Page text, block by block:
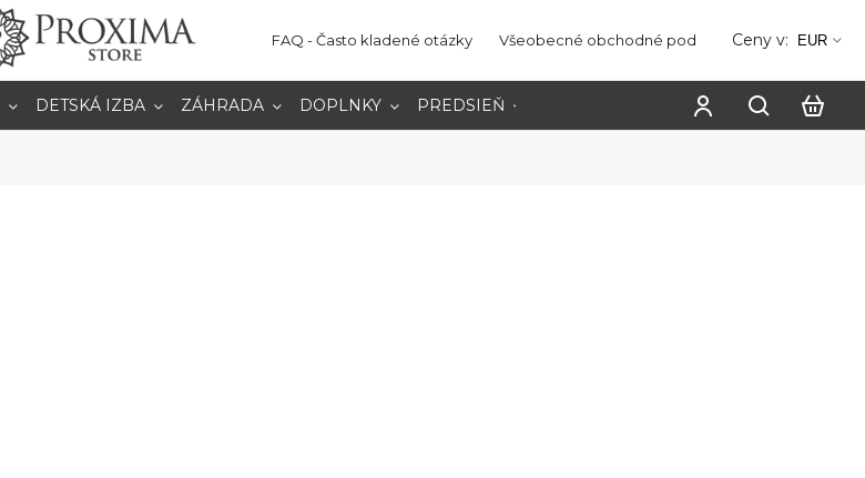
FAQ - Často kladené otázky Všeobecné obchodné podmienky Ochrana
Ceny v: EUR
DETSKÁ IZBA ZÁHRADA DOPLNKY PREDSIEŇ